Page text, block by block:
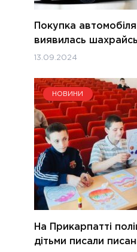
Покупка
виявилась
13.09.2024
НОВИНИ
На Прикарпатті
дітьми писали